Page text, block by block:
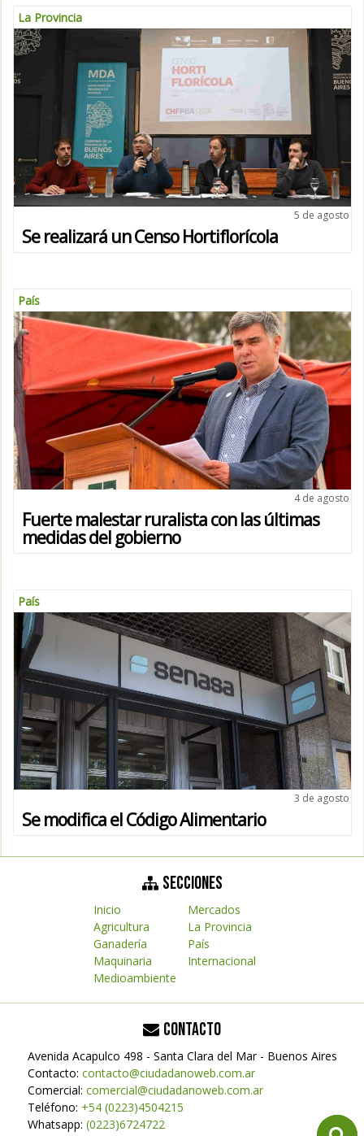
La Provincia
5 de agosto
Se realizará un Censo Hortiflorícola
País
4 de agosto
Fuerte malestar ruralista con las últimas
medidas del gobierno
País
3 de agosto
Se modifica el Código Alimentario
SECCIONES
Inicio
Agricultura
Ganadería
Maquinaria
Medioambiente
Mercados
La Provincia
País
Internacional
CONTACTO
Avenida Acapulco 498 - Santa Clara del Mar - Buenos Aires
Contacto: contacto@ciudadanoweb.com.ar
Comercial: comercial@ciudadanoweb.com.ar
Teléfono: +54 (0223)4504215
Whatsapp: (0223)6724722